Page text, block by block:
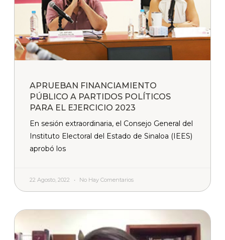
APRUEBAN FINANCIAMIENTO
PÚBLICO A PARTIDOS POLÍTICOS
PARA EL EJERCICIO 2023
En sesión extraordinaria, el Consejo General del
Instituto Electoral del Estado de Sinaloa (IEES)
aprobó los
22 Agosto, 2022 No Hay Comentarios